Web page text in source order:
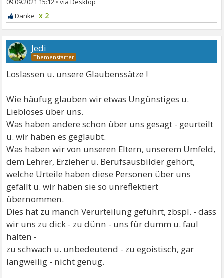
09.09.2021 15:12 •
x 2
Jedi
Loslassen u. unsere Glaubenssätze !
Wie häufug glauben wir etwas Ungünstiges u.
Liebloses über uns.
Was haben andere schon über uns gesagt - geurteilt
u. wir haben es geglaubt.
Was haben wir von unseren Eltern, unserem Umfeld,
dem Lehrer, Erzieher u. Berufsausbilder gehört,
welche Urteile haben diese Personen über uns
gefällt u. wir haben sie so unreflektiert
übernommen.
Dies hat zu manch Verurteilung geführt, zbspl. - dass
wir uns zu dick - zu dünn - uns für dumm u. faul
halten -
zu schwach u. unbedeutend - zu egoistisch, gar
langweilig - nicht genug.